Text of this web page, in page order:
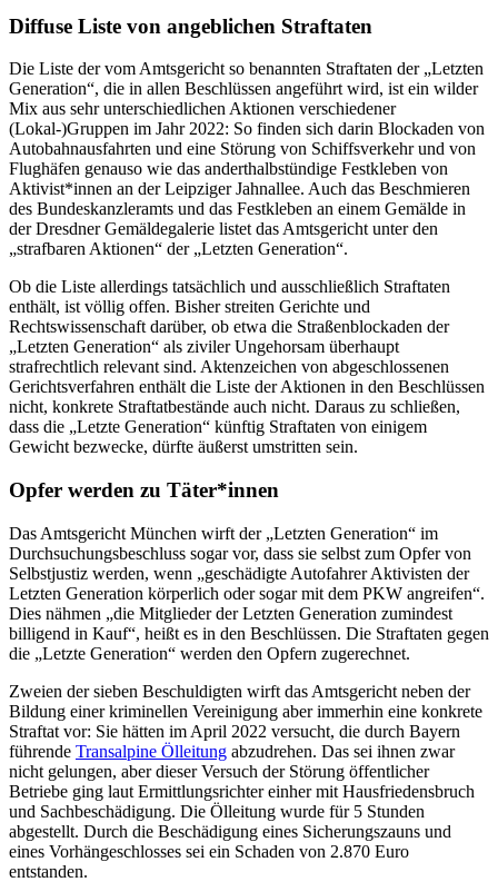
Diffuse Liste von angeblichen Straftaten
Die Liste der vom Amtsgericht so benannten Straftaten der „Letzten
Generation“, die in allen Beschlüssen angeführt wird, ist ein wilder
Mix aus sehr unterschiedlichen Aktionen verschiedener
(Lokal-)Gruppen im Jahr 2022: So finden sich darin Blockaden von
Autobahnausfahrten und eine Störung von Schiffsverkehr und von
Flughäfen genauso wie das anderthalbstündige Festkleben von
Aktivist*innen an der Leipziger Jahnallee. Auch das Beschmieren
des Bundeskanzleramts und das Festkleben an einem Gemälde in
der Dresdner Gemäldegalerie listet das Amtsgericht unter den
„strafbaren Aktionen“ der „Letzten Generation“.
Ob die Liste allerdings tatsächlich und ausschließlich Straftaten
enthält, ist völlig offen. Bisher streiten Gerichte und
Rechtswissenschaft darüber, ob etwa die Straßenblockaden der
„Letzten Generation“ als ziviler Ungehorsam überhaupt
strafrechtlich relevant sind. Aktenzeichen von abgeschlossenen
Gerichtsverfahren enthält die Liste der Aktionen in den Beschlüssen
nicht, konkrete Straftatbestände auch nicht. Daraus zu schließen,
dass die „Letzte Generation“ künftig Straftaten von einigem
Gewicht bezwecke, dürfte äußerst umstritten sein.
Opfer werden zu Täter*innen
Das Amtsgericht München wirft der „Letzten Generation“ im
Durchsuchungsbeschluss sogar vor, dass sie selbst zum Opfer von
Selbstjustiz werden, wenn „geschädigte Autofahrer Aktivisten der
Letzten Generation körperlich oder sogar mit dem PKW angreifen“.
Dies nähmen „die Mitglieder der Letzten Generation zumindest
billigend in Kauf“, heißt es in den Beschlüssen. Die Straftaten gegen
die „Letzte Generation“ werden den Opfern zugerechnet.
Zweien der sieben Beschuldigten wirft das Amtsgericht neben der
Bildung einer kriminellen Vereinigung aber immerhin eine konkrete
Straftat vor: Sie hätten im April 2022 versucht, die durch Bayern
führende Transalpine Ölleitung abzudrehen. Das sei ihnen zwar
nicht gelungen, aber dieser Versuch der Störung öffentlicher
Betriebe ging laut Ermittlungsrichter einher mit Hausfriedensbruch
und Sachbeschädigung. Die Ölleitung wurde für 5 Stunden
abgestellt. Durch die Beschädigung eines Sicherungszauns und
eines Vorhängeschlosses sei ein Schaden von 2.870 Euro
entstanden.